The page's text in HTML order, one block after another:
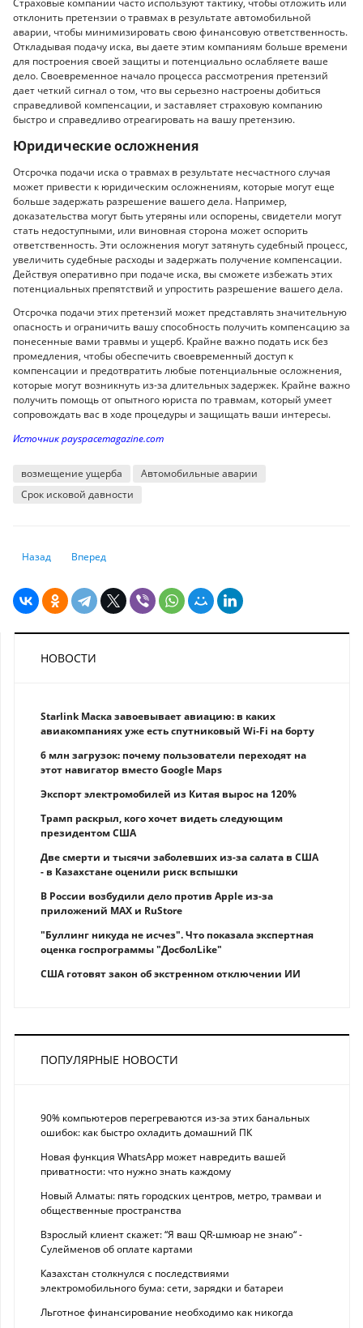
отклонить претензии о травмах в результате автомобильной
аварии, чтобы минимизировать свою финансовую ответственность.
Откладывая подачу иска, вы даете этим компаниям больше времени
для построения своей защиты и потенциально ослабляете ваше
дело. Своевременное начало процесса рассмотрения претензий
дает четкий сигнал о том, что вы серьезно настроены добиться
справедливой компенсации, и заставляет страховую компанию
быстро и справедливо отреагировать на вашу претензию.
Юридические осложнения
Отсрочка подачи иска о травмах в результате несчастного случая
может привести к юридическим осложнениям, которые могут еще
больше задержать разрешение вашего дела. Например,
доказательства могут быть утеряны или оспорены, свидетели могут
стать недоступными, или виновная сторона может оспорить
ответственность. Эти осложнения могут затянуть судебный процесс,
увеличить судебные расходы и задержать получение компенсации.
Действуя оперативно при подаче иска, вы сможете избежать этих
потенциальных препятствий и упростить разрешение вашего дела.
Отсрочка подачи этих претензий может представлять значительную
опасность и ограничить вашу способность получить компенсацию за
понесенные вами травмы и ущерб. Крайне важно подать иск без
промедления, чтобы обеспечить своевременный доступ к
компенсации и предотвратить любые потенциальные осложнения,
которые могут возникнуть из-за длительных задержек. Крайне важно
получить помощь от опытного юриста по травмам, который умеет
сопровождать вас в ходе процедуры и защищать ваши интересы.
Источник payspacemagazine.com
возмещение ущерба
Автомобильные аварии
Срок исковой давности
Предыдущий: Хроническая финансовая недостаточность: медицина
Назад Следующий: Из чьих зарплат не должны удерживать
Вперед
НОВОСТИ
Starlink Маска завоевывает авиацию: в каких
авиакомпаниях уже есть спутниковый Wi-Fi на борту
6 млн загрузок: почему пользователи переходят на
этот навигатор вместо Google Maps
Экспорт электромобилей из Китая вырос на 120%
Трамп раскрыл, кого хочет видеть следующим
президентом США
Две смерти и тысячи заболевших из-за салата в США
- в Казахстане оценили риск вспышки
В России возбудили дело против Apple из-за
приложений MAX и RuStore
"Буллинг никуда не исчез". Что показала экспертная
оценка госпрограммы "ДосболLike"
США готовят закон об экстренном отключении ИИ
ПОПУЛЯРНЫЕ НОВОСТИ
90% компьютеров перегреваются из-за этих банальных
ошибок: как быстро охладить домашний ПК
Новая функция WhatsApp может навредить вашей
приватности: что нужно знать каждому
Новый Алматы: пять городских центров, метро, трамваи и
общественные пространства
Взрослый клиент скажет: “Я ваш QR-шмюар не знаю“ -
Сулейменов об оплате картами
Казахстан столкнулся с последствиями
электромобильного бума: сети, зарядки и батареи
Льготное финансирование необходимо как никогда